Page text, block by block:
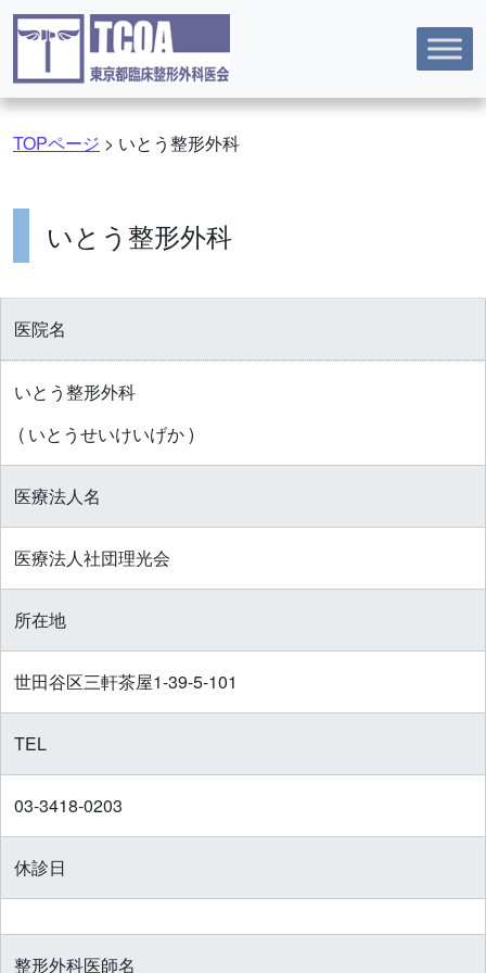
コンテンツへスキップ
TOPページ > いとう整形外科
いとう整形外科
医院名
いとう整形外科
( いとうせいけいげか )
医療法人名
医療法人社団理光会
所在地
世田谷区三軒茶屋1-39-5-101
TEL
03-3418-0203
休診日
整形外科医師名